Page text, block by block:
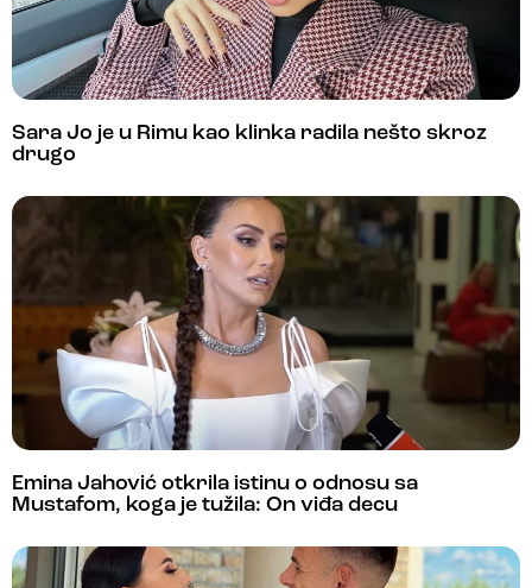
Sara Jo je u Rimu kao klinka radila nešto skroz
drugo
Emina Jahović otkrila istinu o odnosu sa
Mustafom, koga je tužila: On viđa decu